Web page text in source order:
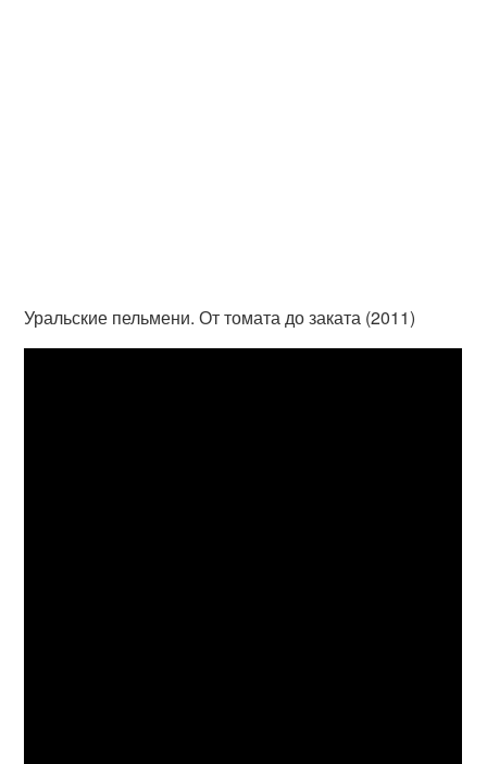
Уральские пельмени. От томата до заката (2011)